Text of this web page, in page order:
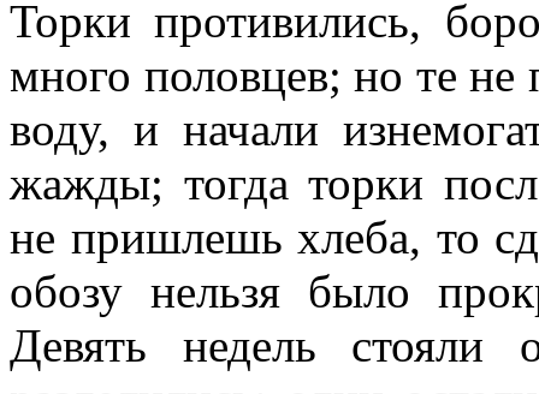
Торки противились,
много половцев; но те не
воду, и начали
жажды; тогда торки
не пришлешь хлеба, то
обозу нельзя было
Девять недель стояли